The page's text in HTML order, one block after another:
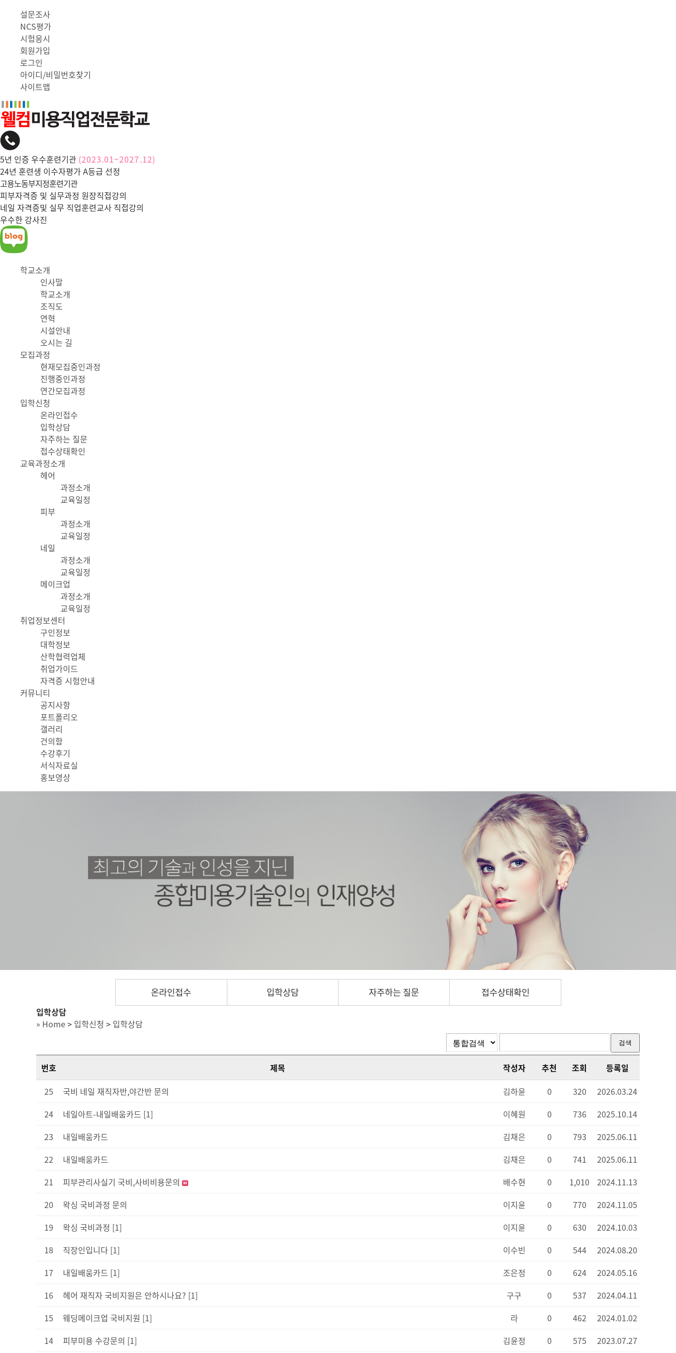
설문조사
NCS평가
시험응시
회원가입
로그인
아이디/비밀번호찾기
사이트맵
5년 인증 우수훈련기관 (2023.01~2027.12)
24년 훈련생 이수자평가 A등급 선정
고용노동부지정훈련기관
피부자격증 및 실무과정 원장직접강의
네일 자격증및 실무 직업훈련교사 직접강의
우수한 강사진
학교소개
인사말
학교소개
조직도
연혁
시설안내
오시는 길
모집과정
현재모집중인과정
진행중인과정
연간모집과정
입학신청
온라인접수
입학상담
자주하는 질문
접수상태확인
교육과정소개
헤어
과정소개
교육일정
피부
과정소개
교육일정
네일
과정소개
교육일정
메이크업
과정소개
교육일정
취업정보센터
구인정보
대학정보
산학협력업체
취업가이드
자격증 시험안내
커뮤니티
공지사항
포트폴리오
갤러리
건의함
수강후기
서식자료실
홍보영상
온라인접수 입학상담 자주하는 질문 접수상태확인
입학상담
» Home> 입학신청 > 입학상담
번호 제목 작성자 추천 조회
등록일
25
국비 네일 재직자반,야간반 문의 김하윤 0 320
2026.03.24
24
네일아트-내일배움카드 [1] 이혜원 0 736
2025.10.14
23
내일배움카드 김채은 0 793
2025.06.11
22
내일배움카드 김채은 0 741
2025.06.11
21
피부관리사실기 국비,사비비용문의 배수현 0 1,010
2024.11.13
20
왁싱 국비과정 문의 이지윤 0 770
2024.11.05
19
왁싱 국비과정 [1] 이지윤 0 630
2024.10.03
18
직장인입니다 [1] 이수빈 0 544
2024.08.20
17
내일배움카드 [1] 조은정 0 624
2024.05.16
16
헤어 재직자 국비지원은 안하시나요? [1] 구구 0 537
2024.04.11
15
웨딩메이크업 국비지원 [1] 라 0 462
2024.01.02
14
피부미용 수강문의 [1] 김윤정 0 575 2023.07.27